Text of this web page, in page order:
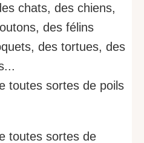
chats, des chiens,
des félins
des tortues, des
toutes sortes de poils
toutes sortes de